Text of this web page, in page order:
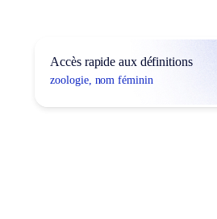
Accès rapide aux définitions
zoologie, nom féminin